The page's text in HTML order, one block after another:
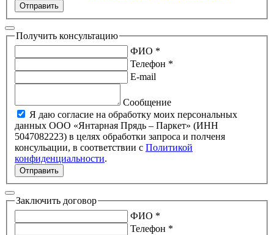
Отправить
Получить консультацию
ФИО *
Телефон *
E-mail
Сообщение
Я даю согласие на обработку моих персональных
данных ООО «Янтарная Прядь – Паркет» (ИНН
5047082223) в целях обработки запроса и полченя
консульации, в соответствии с Политикой
конфиденциальности.
Отправить
Заключить договор
ФИО *
Телефон *